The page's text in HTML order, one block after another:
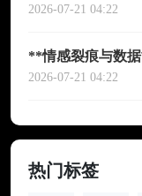
博弈
2026-07-21 04:22
**情感裂痕与数
的多维解构**
2026-07-21 04:22
热门标签